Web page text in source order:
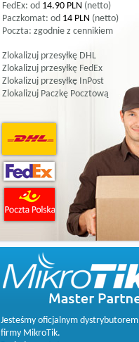
FedEx: od 14.90 PLN (netto)
Paczkomat: od 14 PLN (netto)
Poczta: zgodnie z cennikiem
Zlokalizuj przesyłkę DHL
Zlokalizuj przesyłkę FedEx
Zlokalizuj przesyłkę InPost
Zlokalizuj Paczkę Pocztową
Jesteśmy oficjalnym dystrybutorem
firmy MikroTik.